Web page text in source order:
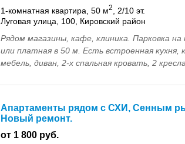
1-комнатная квартира, 50 м2
, 2/10 эт.
Луговая улица, 100, Кировский район
Рядом магазины, кафе, клиника. Парковка
или платная в 50 м. Есть встроенная кухня,
мебель, диван, 2-х спальная кровать, 2
Апартаменты рядом с СХИ, Сенным
Новый ремонт.
от 1 800 руб.